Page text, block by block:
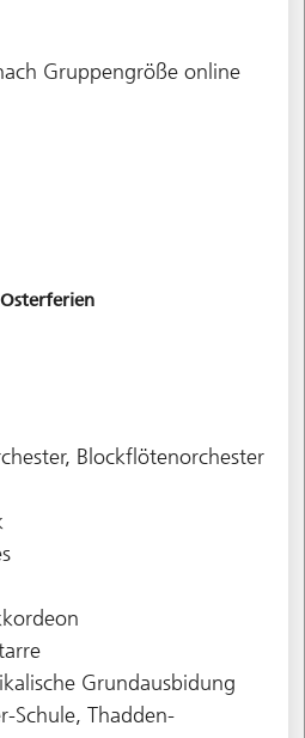
Gruppengröße online
Blockflötenorchester
Grundausbidung
Schule, Thadden-